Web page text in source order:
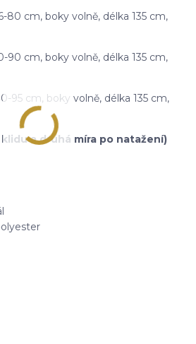
80 cm, boky volně, délka 135 cm,
90 cm, boky volně, délka 135 cm,
95 cm, boky volně, délka 135 cm,
a druhá míra po natažení)